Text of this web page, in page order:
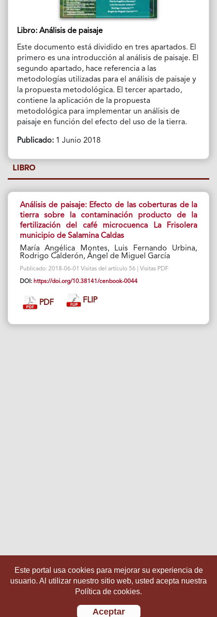
Libro: Análisis de paisaje
Este documento está dividido en tres apartados. El
primero es una introducción al análisis de paisaje. El
segundo apartado, hace referencia a las
metodologías utilizadas para el análisis de paisaje y
la propuesta metodológica. El tercer apartado,
contiene la aplicación de la propuesta
metodológica para implementar un análisis de
paisaje en función del efecto del uso de la tierra.
Publicado:1 Junio 2018
LIBRO
Análisis de paisaje: Efecto de las coberturas de la
tierra sobre la contaminación producto de la
fertilización del café microcuenca La Frisolera
municipio de Salamina Caldas
María Angélica Montes, Luis Fernando Urbina,
Rodrigo Calderón, Ángel de Miguel García
Publicado: 2018-06-01 Visitas del artículo 56 | Visitas PDF
DOI: https://doi.org/10.38141/cenbook-0044
PDF FLIP
Este portal usa cookies para mejorar su experiencia de
usuario. Al utilizar nuestro sitio web, usted acepta nuestra
Política de cookies.
Aceptar